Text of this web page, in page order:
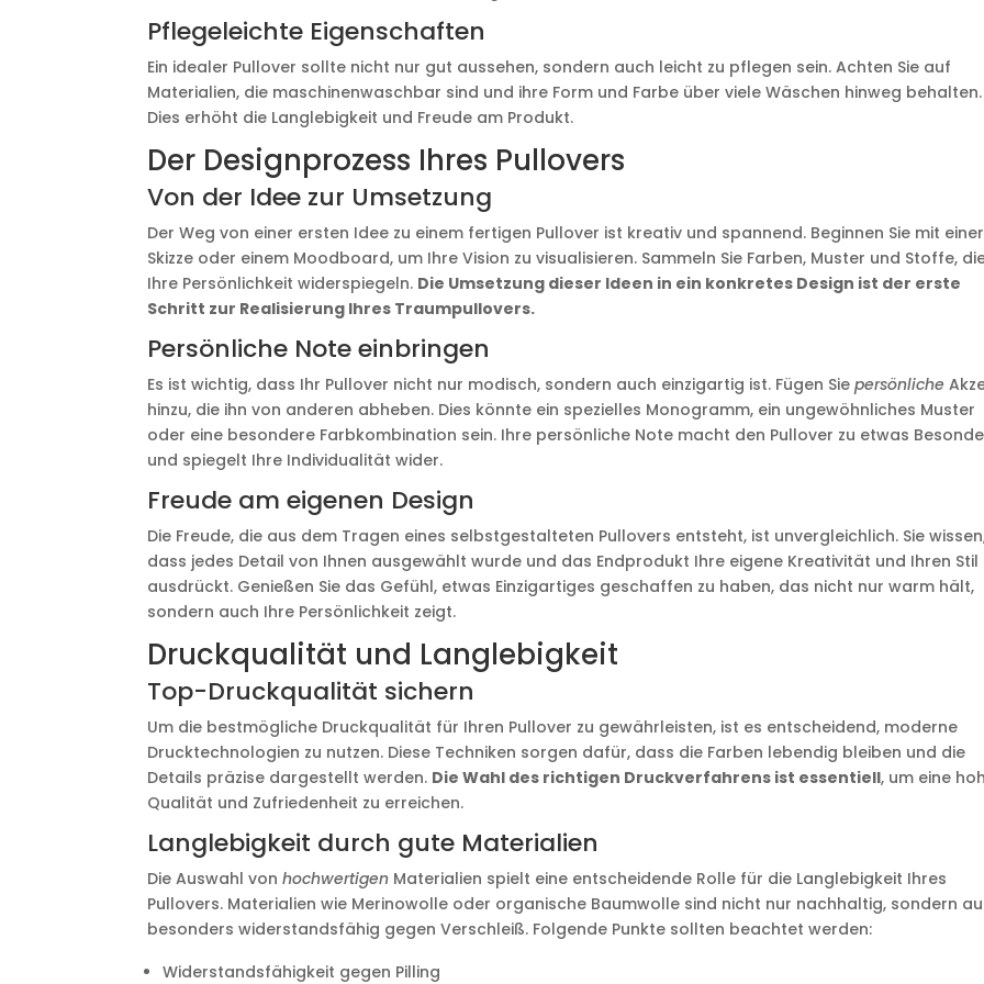
Pflegeleichte Eigenschaften
Ein idealer Pullover sollte nicht nur gut aussehen, sondern auch leicht zu pflegen sein. Achten Sie auf
Materialien, die maschinenwaschbar sind und ihre Form und Farbe über viele Wäschen hinweg behalten.
Dies erhöht die Langlebigkeit und Freude am Produkt.
Der Designprozess Ihres Pullovers
Von der Idee zur Umsetzung
Der Weg von einer ersten Idee zu einem fertigen Pullover ist kreativ und spannend. Beginnen Sie mit einer
Skizze oder einem Moodboard, um Ihre Vision zu visualisieren. Sammeln Sie Farben, Muster und Stoffe,
Ihre Persönlichkeit widerspiegeln. Die Umsetzung dieser Ideen in ein konkretes Design ist der erste
Schritt zur Realisierung Ihres Traumpullovers.
Persönliche Note einbringen
Es ist wichtig, dass Ihr Pullover nicht nur modisch, sondern auch einzigartig ist. Fügen Siepersönliche
hinzu, die ihn von anderen abheben. Dies könnte ein spezielles Monogramm, ein ungewöhnliches Muster
oder eine besondere Farbkombination sein. Ihre persönliche Note macht den Pullover zu etwas
und spiegelt Ihre Individualität wider.
Freude am eigenen Design
Die Freude, die aus dem Tragen eines selbstgestalteten Pullovers entsteht, ist unvergleichlich. Sie
dass jedes Detail von Ihnen ausgewählt wurde und das Endprodukt Ihre eigene Kreativität und Ihren Stil
ausdrückt. Genießen Sie das Gefühl, etwas Einzigartiges geschaffen zu haben, das nicht nur warm hält,
sondern auch Ihre Persönlichkeit zeigt.
Druckqualität und Langlebigkeit
Top-Druckqualität sichern
Um die bestmögliche Druckqualität für Ihren Pullover zu gewährleisten, ist es entscheidend, moderne
Drucktechnologien zu nutzen. Diese Techniken sorgen dafür, dass die Farben lebendig bleiben und die
Details präzise dargestellt werden. Die Wahl des richtigen Druckverfahrens ist essentiell, um eine
Qualität und Zufriedenheit zu erreichen.
Langlebigkeit durch gute Materialien
Die Auswahl vonhochwertigen Materialien spielt eine entscheidende Rolle für die Langlebigkeit Ihres
Pullovers. Materialien wie Merinowolle oder organische Baumwolle sind nicht nur nachhaltig, sondern
besonders widerstandsfähig gegen Verschleiß. Folgende Punkte sollten beachtet werden:
Widerstandsfähigkeit gegen Pilling